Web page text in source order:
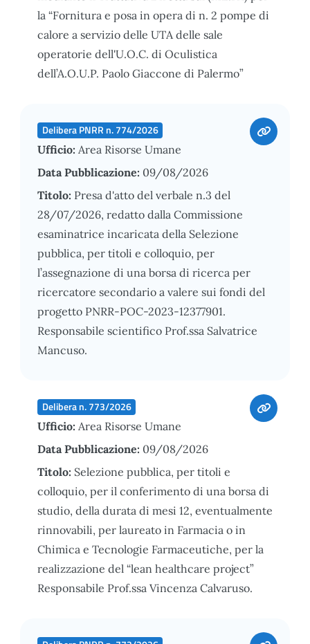
la “Fornitura e posa in opera di n. 2 pompe di
calore a servizio delle UTA delle sale
operatorie dell'U.O.C. di Oculistica
dell’A.O.U.P. Paolo Giaccone di Palermo”
Delibera PNRR n. 774/2026
Ufficio: Area Risorse Umane
Data Pubblicazione: 09/08/2026
Titolo: Presa d'atto del verbale n.3 del
28/07/2026, redatto dalla Commissione
esaminatrice incaricata della Selezione
pubblica, per titoli e colloquio, per
l’assegnazione di una borsa di ricerca per
ricercatore secondario a valere sui fondi del
progetto PNRR-POC-2023-12377901.
Responsabile scientifico Prof.ssa Salvatrice
Mancuso.
Delibera n. 773/2026
Ufficio: Area Risorse Umane
Data Pubblicazione: 09/08/2026
Titolo: Selezione pubblica, per titoli e
colloquio, per il conferimento di una borsa di
studio, della durata di mesi 12, eventualmente
rinnovabili, per laureato in Farmacia o in
Chimica e Tecnologie Farmaceutiche, per la
realizzazione del “lean healthcare project”
Responsabile Prof.ssa Vincenza Calvaruso.